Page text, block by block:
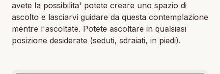
avete la possibilita' potete creare uno spazio di
ascolto e lasciarvi guidare da questa contemplazione
mentre l'ascoltate. Potete ascoltare in qualsiasi
posizione desiderate (seduti, sdraiati, in piedi).